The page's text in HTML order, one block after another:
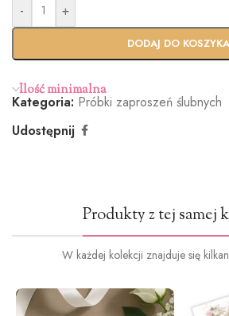
- +
DODAJ DO KOSZYKA
Ilość minimalna
Kategoria: Próbki zaproszeń ślubnych
Udostępnij
Produkty z tej samej
W każdej kolekcji znajduje się